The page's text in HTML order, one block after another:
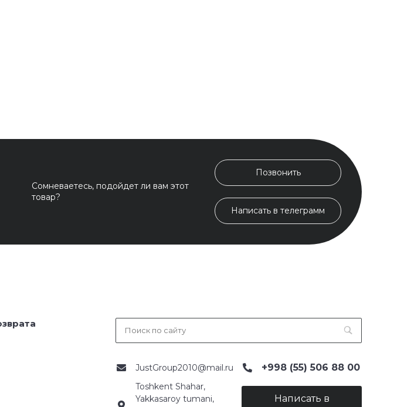
Сомневаетесь, подойдет ли вам этот
товар?
Позвонить
Написать в телеграмм
JustGroup2010@mail.ru +998 (55) 506 88 00
Toshkent Shahar,
Yakkasaroy tumani,
Написать в